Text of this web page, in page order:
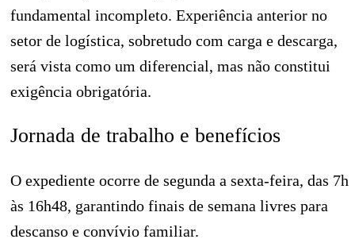
fundamental incompleto. Experiência anterior no
setor de logística, sobretudo com carga e descarga,
será vista como um diferencial, mas não constitui
exigência obrigatória.
Jornada de trabalho e benefícios
O expediente ocorre de segunda a sexta-feira, das 7h
às 16h48, garantindo finais de semana livres para
descanso e convívio familiar.